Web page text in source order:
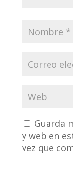
Guarda
y web en
vez que